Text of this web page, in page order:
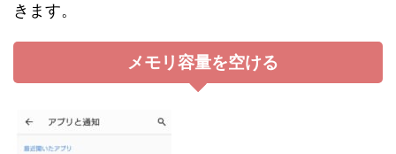
きます。
メモリ容量を空ける